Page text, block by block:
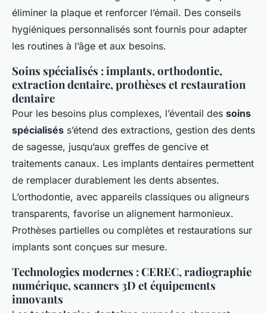
éliminer la plaque et renforcer l’émail. Des conseils
hygiéniques personnalisés sont fournis pour adapter
les routines à l’âge et aux besoins.
Soins spécialisés : implants, orthodontie,
extraction dentaire, prothèses et restauration
dentaire
Pour les besoins plus complexes, l’éventail des soins
spécialisés s’étend des extractions, gestion des dents
de sagesse, jusqu’aux greffes de gencive et
traitements canaux. Les implants dentaires permettent
de remplacer durablement les dents absentes.
L’orthodontie, avec appareils classiques ou aligneurs
transparents, favorise un alignement harmonieux.
Prothèses partielles ou complètes et restaurations sur
implants sont conçues sur mesure.
Technologies modernes : CEREC, radiographie
numérique, scanners 3D et équipements
innovants